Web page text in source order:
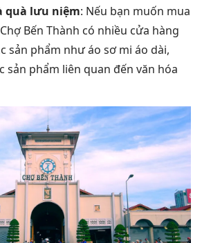
quà lưu niệm: Nếu bạn muốn mua
Bến Thành có nhiều cửa hàng
sản phẩm như áo sơ mi áo dài,
sản phẩm liên quan đến văn hóa